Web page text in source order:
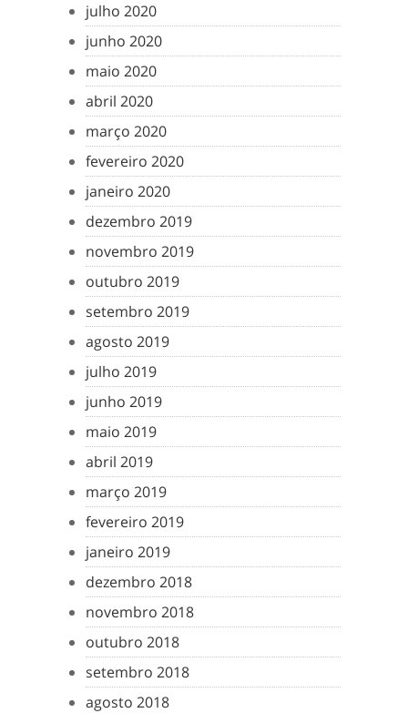
julho 2020
junho 2020
maio 2020
abril 2020
março 2020
fevereiro 2020
janeiro 2020
dezembro 2019
novembro 2019
outubro 2019
setembro 2019
agosto 2019
julho 2019
junho 2019
maio 2019
abril 2019
março 2019
fevereiro 2019
janeiro 2019
dezembro 2018
novembro 2018
outubro 2018
setembro 2018
agosto 2018